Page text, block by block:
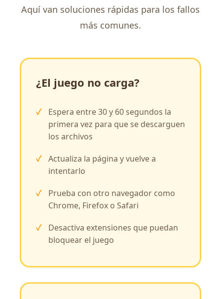
Aquí van soluciones rápidas para los fallos
más comunes.
¿El juego no carga?
Espera entre 30 y 60 segundos la
primera vez para que se descarguen
los archivos
Actualiza la página y vuelve a
intentarlo
Prueba con otro navegador como
Chrome, Firefox o Safari
Desactiva extensiones que puedan
bloquear el juego